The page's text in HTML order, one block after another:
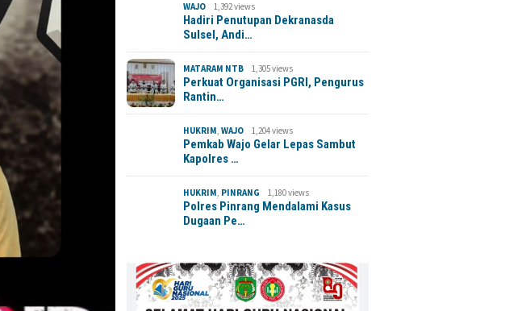
WAJO 1,392 views
Hadiri Penutupan Dekranasda
Sulsel, Andi…
MATARAM NTB 1,305 views
Perkuat Organisasi PGRI, Pengurus
Rantin…
HUKRIM,WAJO 1,204 views
Pemkab Wajo Gelar Lepas Sambut
Kapolres …
HUKRIM, PINRANG 1,180 views
Polres Pinrang Mendalami Kasus
Dugaan Pe…